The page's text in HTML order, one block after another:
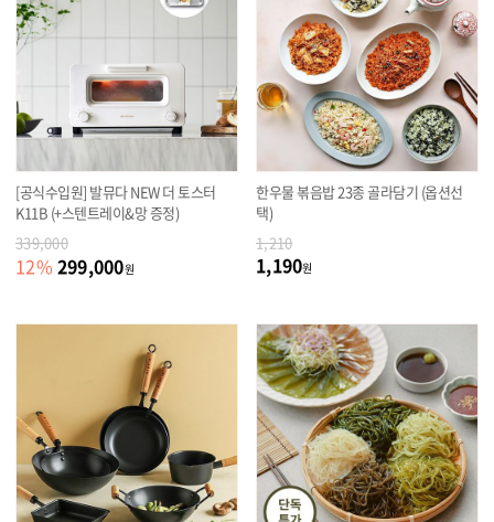
[공식수입원] 발뮤다 NEW 더 토스터
K11B (+스텐트레이&망 증정)
339,000
12% 299,000원
한우물 볶음밥 23종 골라담기 (옵션선
택)
1,210
1,190원